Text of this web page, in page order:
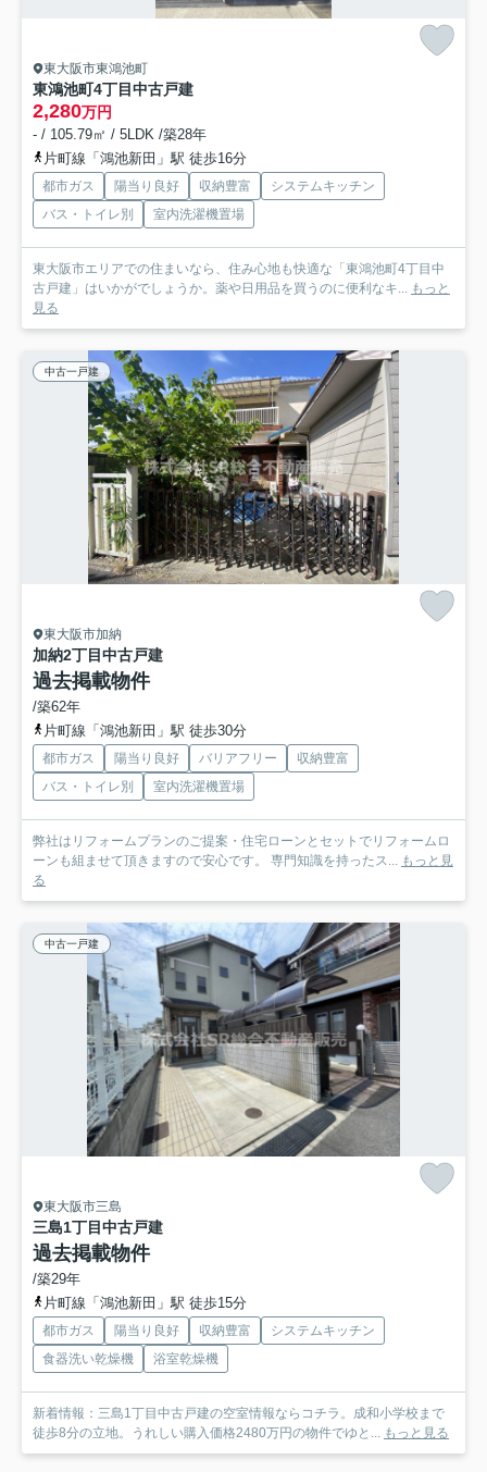
東大阪市東鴻池町
東鴻池町4丁目中古戸建
2,280万円
- / 105.79㎡ / 5LDK /築28年
片町線「鴻池新田」駅 徒歩16分
都市ガス 陽当り良好 収納豊富
システムキッチン
バス・トイレ別
室内洗濯機置場
東大阪市エリアでの住まいなら、住み心地も快適な「東鴻池町4丁目中
古戸建」はいかがでしょうか。薬や日用品を買うのに便利なキ... もっと
見る
中古一戸建
東大阪市加納
加納2丁目中古戸建
過去掲載物件
/築62年
片町線「鴻池新田」駅 徒歩30分
都市ガス 陽当り良好 バリアフリー
収納豊富
バス・トイレ別
室内洗濯機置場
弊社はリフォームプランのご提案・住宅ローンとセットでリフォームロ
ーンも組ませて頂きますので安心です。 専門知識を持ったス... もっと見
る
中古一戸建
東大阪市三島
三島1丁目中古戸建
過去掲載物件
/築29年
片町線「鴻池新田」駅 徒歩15分
都市ガス 陽当り良好 収納豊富
システムキッチン
食器洗い乾燥機
浴室乾燥機
新着情報：三島1丁目中古戸建の空室情報ならコチラ。成和小学校まで
徒歩8分の立地。うれしい購入価格2480万円の物件でゆと... もっと見る